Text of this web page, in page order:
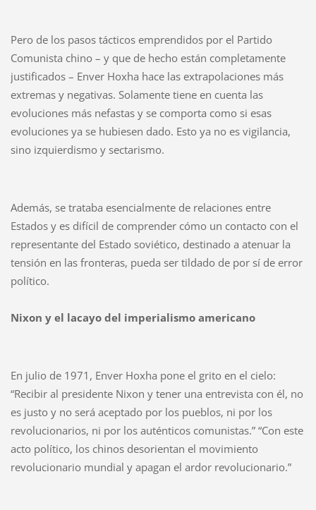
Pero de los pasos tácticos emprendidos por el Partido
Comunista chino – y que de hecho están completamente
justificados – Enver Hoxha hace las extrapolaciones más
extremas y negativas. Solamente tiene en cuenta las
evoluciones más nefastas y se comporta como si esas
evoluciones ya se hubiesen dado. Esto ya no es vigilancia,
sino izquierdismo y sectarismo.
Además, se trataba esencialmente de relaciones entre
Estados y es difícil de comprender cómo un contacto con el
representante del Estado soviético, destinado a atenuar la
tensión en las fronteras, pueda ser tildado de por sí de error
político.
Nixon y el lacayo del imperialismo americano
En julio de 1971, Enver Hoxha pone el grito en el cielo:
“Recibir al presidente Nixon y tener una entrevista con él, no
es justo y no será aceptado por los pueblos, ni por los
revolucionarios, ni por los auténticos comunistas.” “Con este
acto político, los chinos desorientan el movimiento
revolucionario mundial y apagan el ardor revolucionario.”